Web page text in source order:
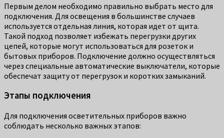
Первым делом необходимо правильно выбрать место для
подключения. Для освещения в большинстве случаев
используется отдельная линия, которая идет от щита.
Такой подход позволяет избежать перегрузки других
цепей, которые могут использоваться для розеток и
бытовых приборов. Подключение должно осуществляться
через специальные автоматические выключатели, которые
обеспечат защиту от перегрузок и коротких замыканий.
Этапы подключения
Для подключения осветительных приборов важно
соблюдать несколько важных этапов: